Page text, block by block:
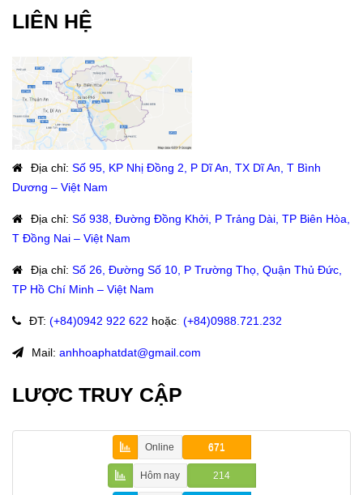
LIÊN HỆ
Địa chỉ: Số 95, KP Nhị Đồng 2, P Dĩ An, TX Dĩ An, T Bình
Dương – Việt Nam
Địa chỉ: Số 938, Đường Đồng Khởi, P Trảng Dài, TP Biên Hòa,
T Đồng Nai – Việt Nam
Địa chỉ: Số 26, Đường Số 10, P Trường Thọ, Quận Thủ Đức,
TP Hồ Chí Minh – Việt Nam
ĐT: (+84)0942 922 622 hoặc: (+84)0988.721.232
Mail: anhhoaphatdat@gmail.com
LƯỢC TRUY CẬP
Online 671
Hôm nay 214